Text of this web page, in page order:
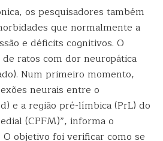
os pesquisadores também
que normalmente a
e déficits cognitivos. O
ratos com dor neuropática
Num primeiro momento,
neurais entre o
e a região pré-límbica (PrL) do
(CPFM)”, informa o
objetivo foi verificar como se